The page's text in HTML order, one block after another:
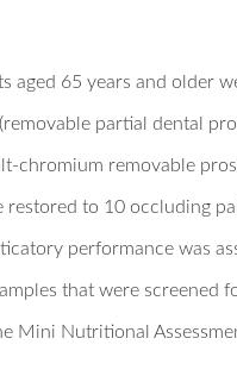
aged 65 years and older
partial dental
chromium removable
restored to 10 occluding
performance was
that were screened
Mini Nutritional